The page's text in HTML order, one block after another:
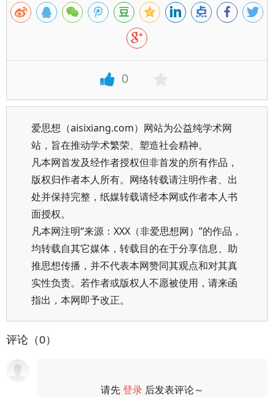
0
爱思想（aisixiang.com）网站为公益纯学术网
站，旨在推动学术繁荣、塑造社会精神。
凡本网首发及经作者授权但非首发的所有作品，
版权归作者本人所有。网络转载请注明作者、出
处并保持完整，纸媒转载请经本网或作者本人书
面授权。
凡本网注明“来源：XXX（非爱思想网）”的作品，
均转载自其它媒体，转载目的在于分享信息、助
推思想传播，并不代表本网赞同其观点和对其真
实性负责。若作者或版权人不愿被使用，请来函
指出，本网即予改正。
评论（0）
请先登录 后发表评论～